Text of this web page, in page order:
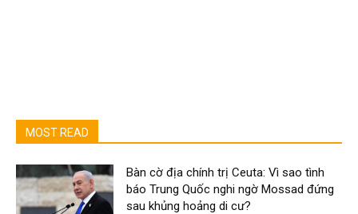
MOST READ
Bàn cờ địa chính trị Ceuta: Vì sao tình
báo Trung Quốc nghi ngờ Mossad đứng
sau khủng hoảng di cư?